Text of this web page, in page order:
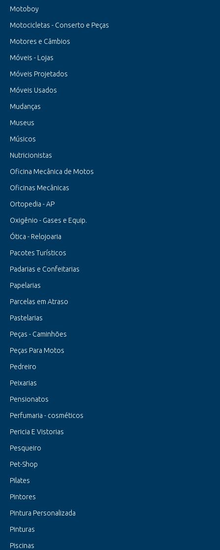
Motoboy
Motocicletas - Conserto e Peças
Motores e Câmbios
Móveis - Lojas
Móveis Projetados
Móveis Usados
Mudanças
Museus
Músicos
Nutricionistas
Oficina Mecânica de Motos
Oficinas Mecânicas
Ortopedia - AP
Oxigênio - Gases e Equip.
Ótica - Relojoaria
Pacotes Turísticos
Padarias e Confeitarias
Papelarias
Parcelas em Atraso
Pastelarias
Peças - Caminhões
Peças Para Motos
Pedreiro
Peixarias
Pensionatos
Perfumaria - cosméticos
Pericia E Vistorias
Pesqueiro
Pet-Shop
Pilates
Pintores
Pintura Personalizada
Pinturas
Piscinas